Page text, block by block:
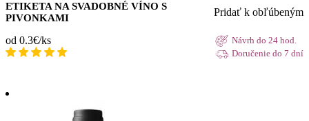
ETIKETA NA SVADOBNÉ VÍNO S
PIVONKAMI
Pridať k obľúbeným
od 0.3€/ks
Návrh do 24 hod.
Doručenie do 7 dní